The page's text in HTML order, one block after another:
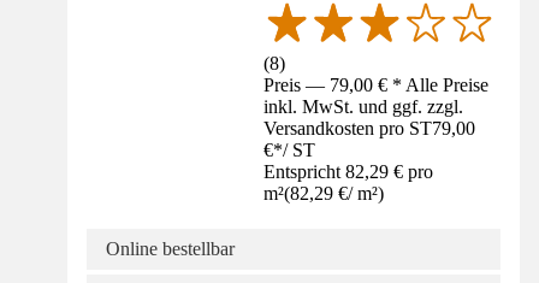
(8)
Preis — 79,00 € * Alle Preise
inkl. MwSt. und ggf. zzgl.
Versandkosten pro ST79,00
€*/ ST
Entspricht 82,29 € pro
m²(82,29 €/ m²)
Online bestellbar